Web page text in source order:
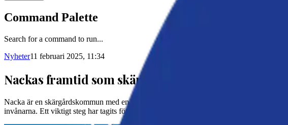
Command Palette
Search for a command to run...
Nyheter11 februari 2025, 11:34
Nackas framtid som skärgårdskommun säkras
Nacka är en skärgårdskommun med en lång och stark koppling till havet. Med sina
invånarna. Ett viktigt steg har tagits för att stärka Nackas framtida båtliv och samtidigt